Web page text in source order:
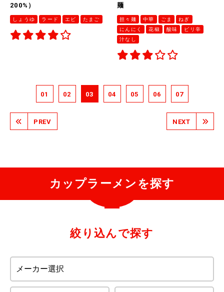
200%）
しょうゆ ラード エビ たまご
麺
担々麺 中華 ごま
ねぎ
にんにく
花椒 酸味
ピリ辛
汁なし
01 02 03 04 05 06 07
PREV NEXT
カップラーメンを探す
絞り込んで探す